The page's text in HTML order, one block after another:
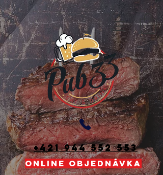
ONLINE OBJEDNÁVKA
+421 944 552 553